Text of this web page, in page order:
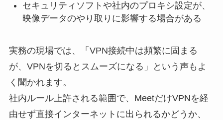
セキュリティソフトや社内のプロキシ設定が、
映像データのやり取りに影響する場合がある
実務の現場では、「VPN接続中は頻繁に固まる
が、VPNを切るとスムーズになる」という声もよ
く聞かれます。
社内ルール上許される範囲で、MeetだけVPNを経
由せず直接インターネットに出られるかどうか、